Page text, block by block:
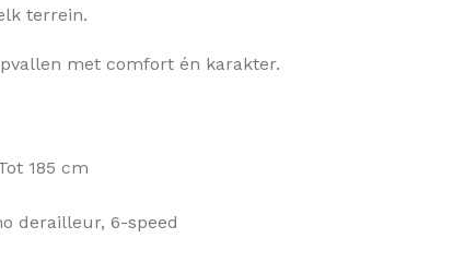
terrein.
met comfort én karakter.
185 cm
derailleur, 6-speed